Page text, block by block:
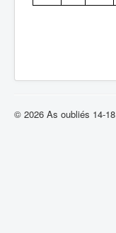
© 2026 As oubliés 14-18